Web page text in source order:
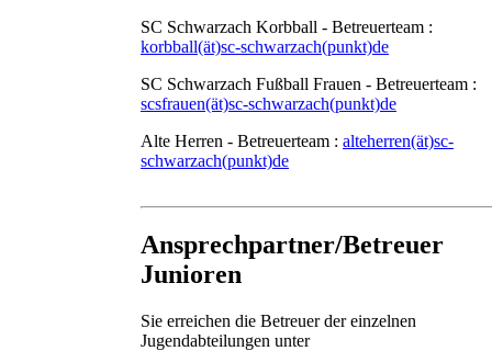
SC Schwarzach Korbball - Betreuerteam :
korbball(ät)sc-schwarzach(punkt)de
SC Schwarzach Fußball Frauen - Betreuerteam :
scsfrauen(ät)sc-schwarzach(punkt)de
Alte Herren - Betreuerteam : alteherren(ät)sc-
schwarzach(punkt)de
Ansprechpartner/Betreuer
Junioren
Sie erreichen die Betreuer der einzelnen
Jugendabteilungen unter